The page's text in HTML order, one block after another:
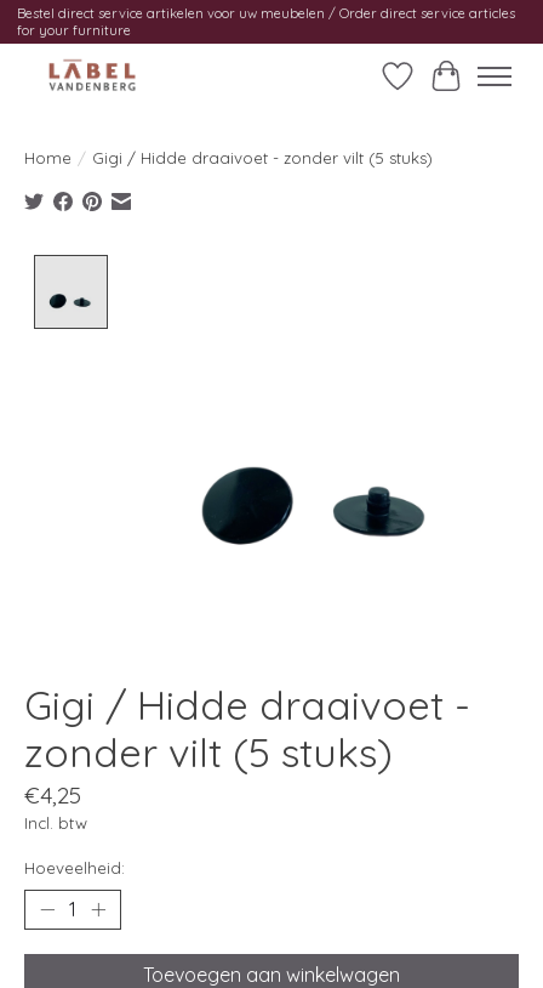
Bestel direct service artikelen voor uw meubelen / Order direct service articles
for your furniture
Verlanglijst
Home / Gigi / Hidde draaivoet - zonder vilt (5 stuks)
Gigi / Hidde draaivoet -
zonder vilt (5 stuks)
€4,25
Incl. btw
Hoeveelheid:
Toevoegen aan winkelwagen